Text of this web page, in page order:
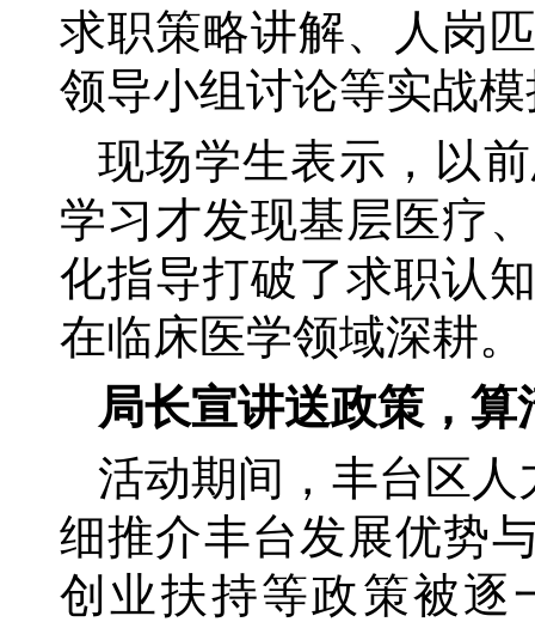
求职策略讲解、人岗
领导小组讨论等实战
现场学生表示，以
学习才发现基层医疗
化指导打破了求职认
在临床医学领域深耕。
局长宣讲送政策，算
活动期间，丰台区
细推介丰台发展优势
创业扶持等政策被逐